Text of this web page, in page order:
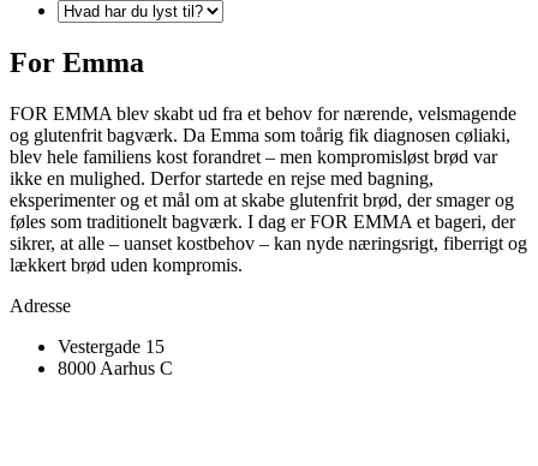
For Emma
FOR EMMA blev skabt ud fra et behov for nærende, velsmagende
og glutenfrit bagværk. Da Emma som toårig fik diagnosen cøliaki,
blev hele familiens kost forandret – men kompromisløst brød var
ikke en mulighed. Derfor startede en rejse med bagning,
eksperimenter og et mål om at skabe glutenfrit brød, der smager og
føles som traditionelt bagværk. I dag er FOR EMMA et bageri, der
sikrer, at alle – uanset kostbehov – kan nyde næringsrigt, fiberrigt og
lækkert brød uden kompromis.
Adresse
Vestergade 15
8000 Aarhus C